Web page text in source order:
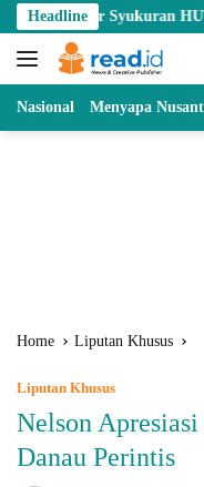
Skip
to
content
Headline
Syukuran HUT ke-27
Nasional Menyapa
Home Liputan Khusus
Liputan Khusus
Nelson
Danau Perintis